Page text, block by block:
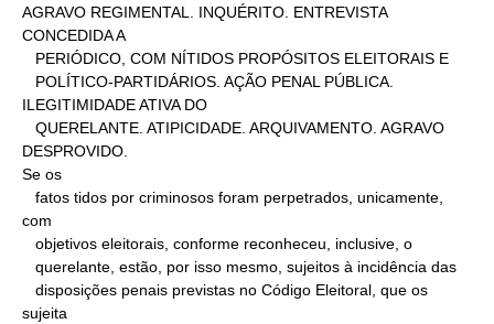
AGRAVO REGIMENTAL. INQUÉRITO. ENTREVISTA
CONCEDIDA A
ILEGITIMIDADE ATIVA DO
DESPROVIDO.
Se os
com
sujeita